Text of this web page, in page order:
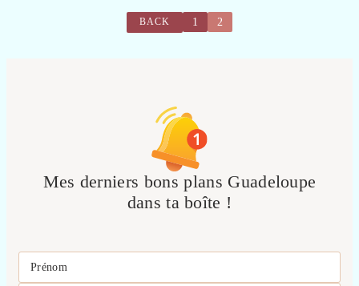
BACK 1 2
Mes derniers bons plans Guadeloupe
dans ta boîte !
Prénom